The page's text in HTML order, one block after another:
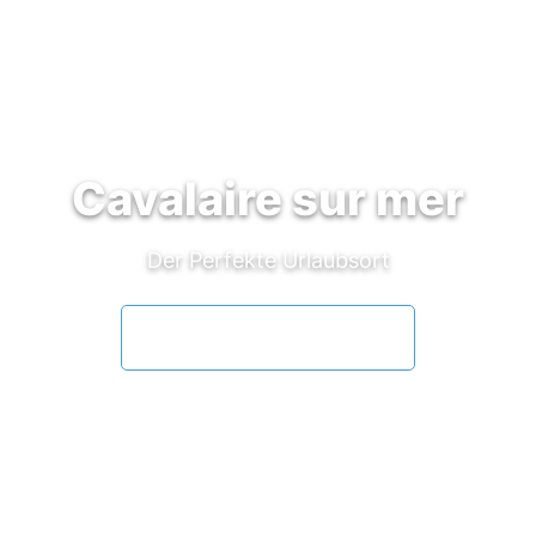
Cavalaire sur mer
Der Perfekte Urlaubsort